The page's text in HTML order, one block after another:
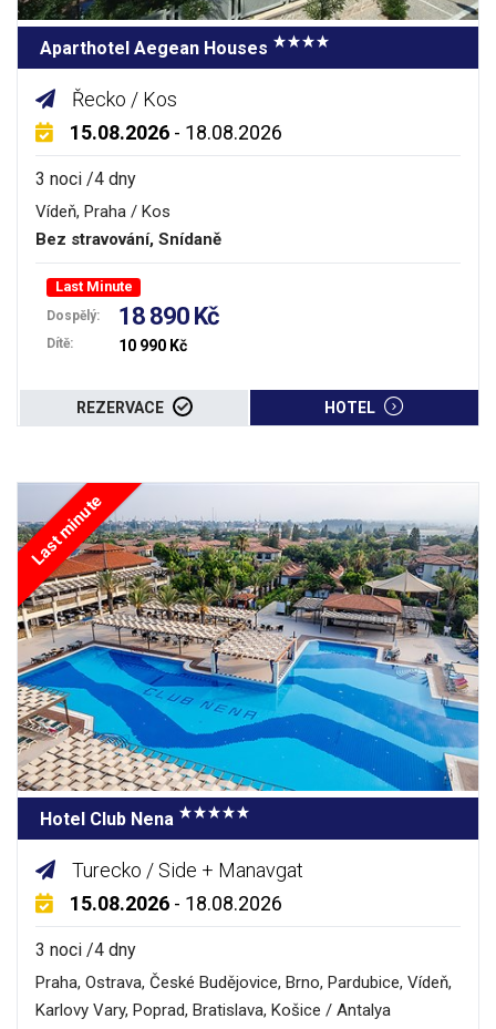
Aparthotel Aegean Houses
Řecko / Kos
15.08.2026 - 18.08.2026
3 noci /4 dny
Vídeň, Praha / Kos
Bez stravování, Snídaně
Last Minute
Dospělý: 18 890 Kč
Dítě: 10 990 Kč
REZERVACE HOTEL
Last minute
Hotel Club Nena
Turecko / Side + Manavgat
15.08.2026 - 18.08.2026
3 noci /4 dny
Praha, Ostrava, České Budějovice, Brno, Pardubice, Vídeň,
Karlovy Vary, Poprad, Bratislava, Košice / Antalya